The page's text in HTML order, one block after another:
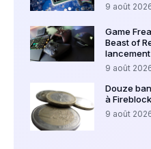
9 août
Game
Beast of
9 août
Douze
à
9 août